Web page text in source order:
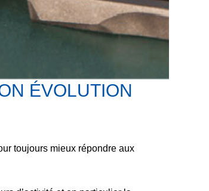
ÉVOLUTION
toujours mieux répondre aux